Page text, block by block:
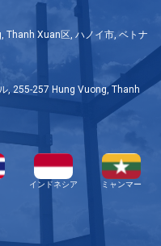
Thanh Xuan区, ハノイ市, ベトナ
, 255-257 Hung Vuong, Thanh
インドネシア ミャンマー